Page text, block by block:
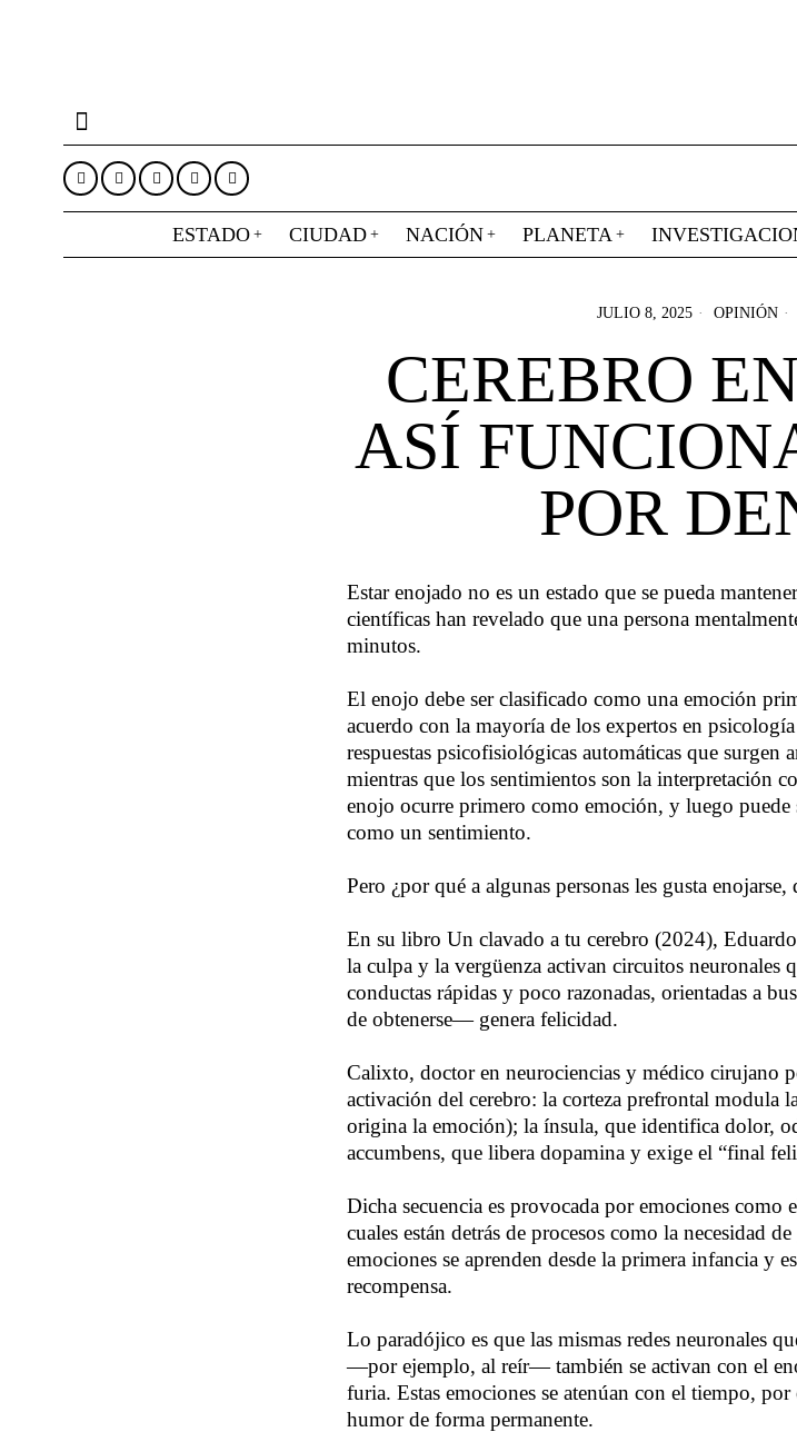
ESTADO CIUDAD NACIÓN PLANETA
JULIO 8, 2025 OPINIÓN
CEREBRO
ASÍ
POR
Estar enojado no es un estado que se pueda
científicas han revelado que una persona
minutos.
El enojo debe ser clasificado como una emoción
acuerdo con la mayoría de los expertos en
respuestas psicofisiológicas automáticas que surgen
mientras que los sentimientos son la interpretación
enojo ocurre primero como emoción, y luego
como un sentimiento.
Pero ¿por qué a algunas personas les gusta
En su libro Un clavado a tu cerebro (2024),
la culpa y la vergüenza activan circuitos neuronales
conductas rápidas y poco razonadas, orientadas a
de obtenerse— genera felicidad.
Calixto, doctor en neurociencias y médico cirujano
activación del cerebro: la corteza prefrontal modula
origina la emoción); la ínsula, que identifica dolor,
accumbens, que libera dopamina y exige el “final
Dicha secuencia es provocada por emociones
cuales están detrás de procesos como la necesidad
emociones se aprenden desde la primera infancia y
recompensa.
Lo paradójico es que las mismas redes neuronales
—por ejemplo, al reír— también se activan con el
furia. Estas emociones se atenúan con el tiempo,
humor de forma permanente.